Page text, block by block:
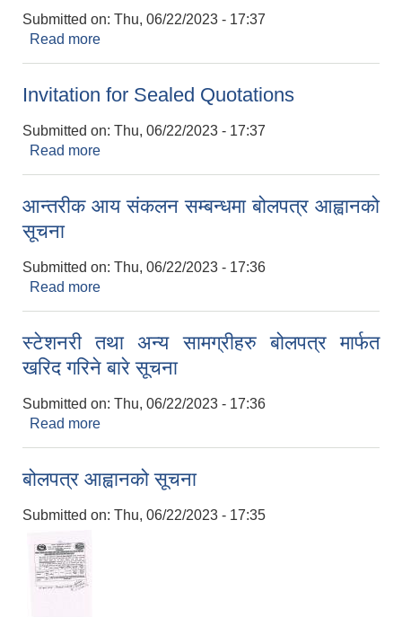
Submitted on: Thu, 06/22/2023 - 17:37
Read more
Invitation for Sealed Quotations
Submitted on: Thu, 06/22/2023 - 17:37
Read more
आन्तरीक आय संकलन सम्बन्धमा बोलपत्र आह्वानको
सूचना
Submitted on: Thu, 06/22/2023 - 17:36
Read more
स्टेशनरी तथा अन्य सामग्रीहरु बोलपत्र मार्फत
खरिद गरिने बारे सूचना
Submitted on: Thu, 06/22/2023 - 17:36
Read more
बोलपत्र आह्वानको सूचना
Submitted on: Thu, 06/22/2023 - 17:35